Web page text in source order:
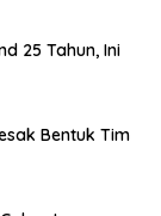
25 Tahun, Ini
Bentuk Tim